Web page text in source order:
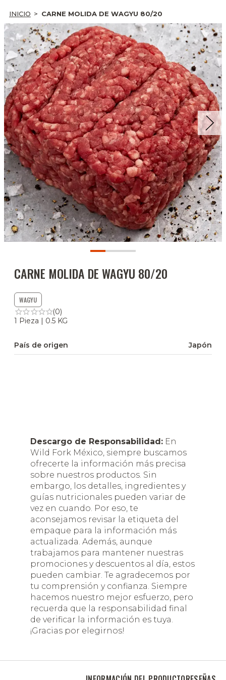
INICIO CARNE MOLIDA DE WAGYU 80/20
CARNE MOLIDA DE WAGYU 80/20
WAGYU
(0)
1 Pieza | 0.5 KG
País de origen Japón
Descargo de Responsabilidad: En
Wild Fork México, siempre buscamos
ofrecerte la información más precisa
sobre nuestros productos. Sin
embargo, los detalles, ingredientes y
guías nutricionales pueden variar de
vez en cuando. Por eso, te
aconsejamos revisar la etiqueta del
empaque para la información más
actualizada. Además, aunque
trabajamos para mantener nuestras
promociones y descuentos al día, estos
pueden cambiar. Te agradecemos por
tu comprensión y confianza. Siempre
hacemos nuestro mejor esfuerzo, pero
recuerda que la responsabilidad final
de verificar la información es tuya.
¡Gracias por elegirnos!